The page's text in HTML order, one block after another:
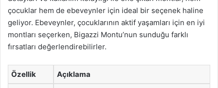
çocuklar hem de ebeveynler için ideal bir seçenek haline
geliyor. Ebeveynler, çocuklarının aktif yaşamları için en iyi
montları seçerken, Bigazzi Montu’nun sunduğu farklı
fırsatları değerlendirebilirler.
Özellik Açıklama